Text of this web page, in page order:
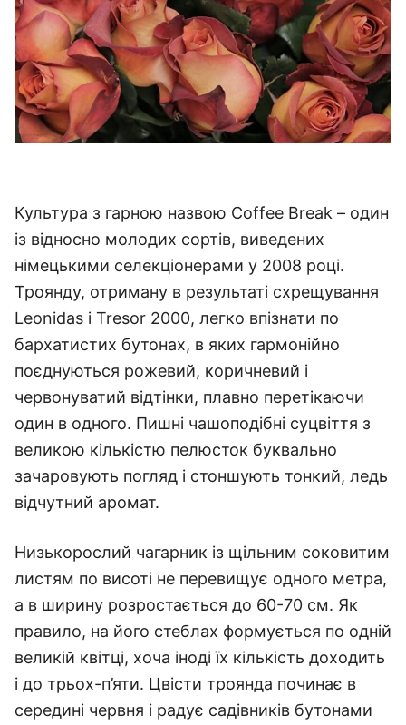
Культура з гарною назвою Coffee Break – один
із відносно молодих сортів, виведених
німецькими селекціонерами у 2008 році.
Троянду, отриману в результаті схрещування
Leonidas і Tresor 2000, легко впізнати по
бархатистих бутонах, в яких гармонійно
поєднуються рожевий, коричневий і
червонуватий відтінки, плавно перетікаючи
один в одного. Пишні чашоподібні суцвіття з
великою кількістю пелюсток буквально
зачаровують погляд і стоншують тонкий, ледь
відчутний аромат.
Низькорослий чагарник із щільним соковитим
листям по висоті не перевищує одного метра,
а в ширину розростається до 60-70 см. Як
правило, на його стеблах формується по одній
великій квітці, хоча іноді їх кількість доходить
і до трьох-п’яти. Цвісти троянда починає в
середині червня і радує садівників бутонами